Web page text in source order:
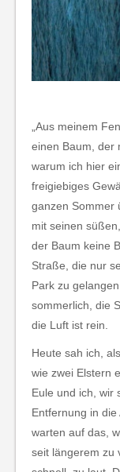
„Aus meinem
einen Baum, der
warum ich hier
freigiebiges
ganzen Sommer
mit seinen
der Baum keine
Straße, die nur
Park zu
sommerlich, die
die Luft ist rein.
Heute sah ich,
wie zwei Elstern
Eule und ich, wir
Entfernung in
warten auf das,
seit längerem zu